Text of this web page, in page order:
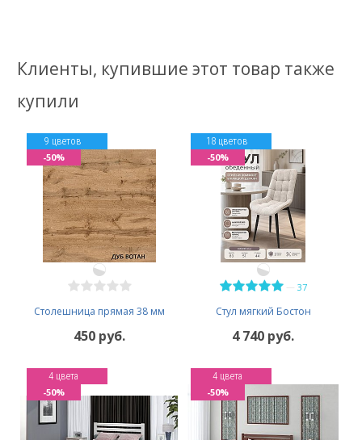
Клиенты, купившие этот товар также
купили
Столешница прямая 38 мм
9 цветов
450 руб.
-50%
37
Стул мягкий Бостон
18 цветов
4 740 руб.
-50%
4 цвета
-50%
4 цвета
-50%